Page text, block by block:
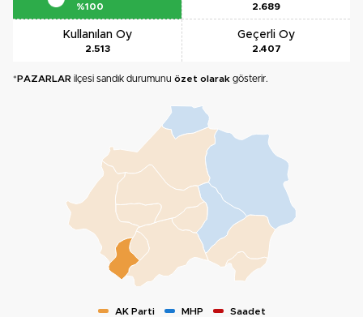
%100 2.689
Kullanılan Oy
2.513
Geçerli Oy
2.407
*PAZARLAR ilçesi sandık durumunu özet olarak gösterir.
AK Parti MHP Saadet